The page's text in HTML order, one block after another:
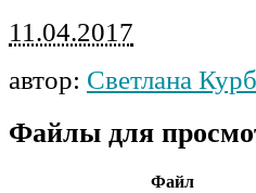
11.04.2017
автор: Светлана
Файлы для
Файл